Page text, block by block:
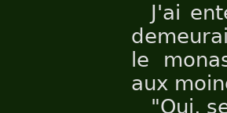
J'ai
le
aux
"Oui,